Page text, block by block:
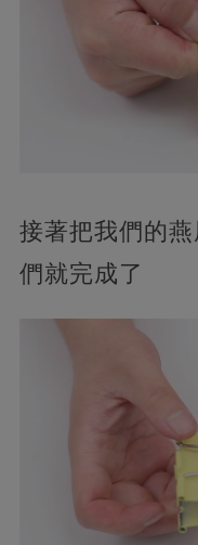
接著把我們的
們就完成了